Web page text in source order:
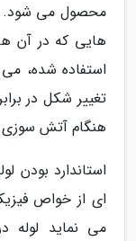
محصول می شود.
هایی که در آن
استفاده شده، می
تغییر شکل در
هنگام آتش
استاندارد بودن
ای از خواص
می نماید